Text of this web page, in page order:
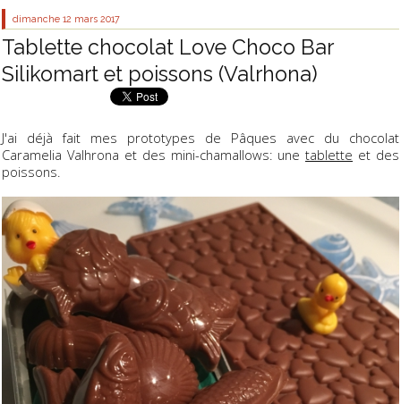
dimanche 12 mars 2017
Tablette chocolat Love Choco Bar
Silikomart et poissons (Valrhona)
J'ai déjà fait mes prototypes de Pâques avec du chocolat
Caramelia Valhrona et des mini-chamallows: une tablette et des
poissons.